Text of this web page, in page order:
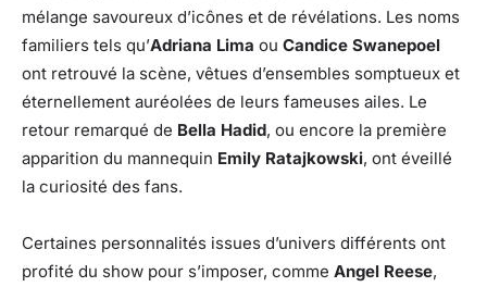
mélange savoureux d’icônes et de révélations. Les noms
familiers tels qu’Adriana Lima ou Candice Swanepoel
ont retrouvé la scène, vêtues d’ensembles somptueux et
éternellement auréolées de leurs fameuses ailes. Le
retour remarqué de Bella Hadid, ou encore la première
apparition du mannequin Emily Ratajkowski, ont éveillé
la curiosité des fans.
Certaines personnalités issues d’univers différents ont
profité du show pour s’imposer, comme Angel Reese,